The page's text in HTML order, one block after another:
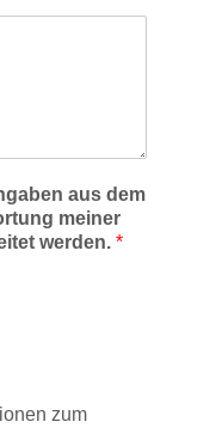
aus dem
meiner
werden. *
zum